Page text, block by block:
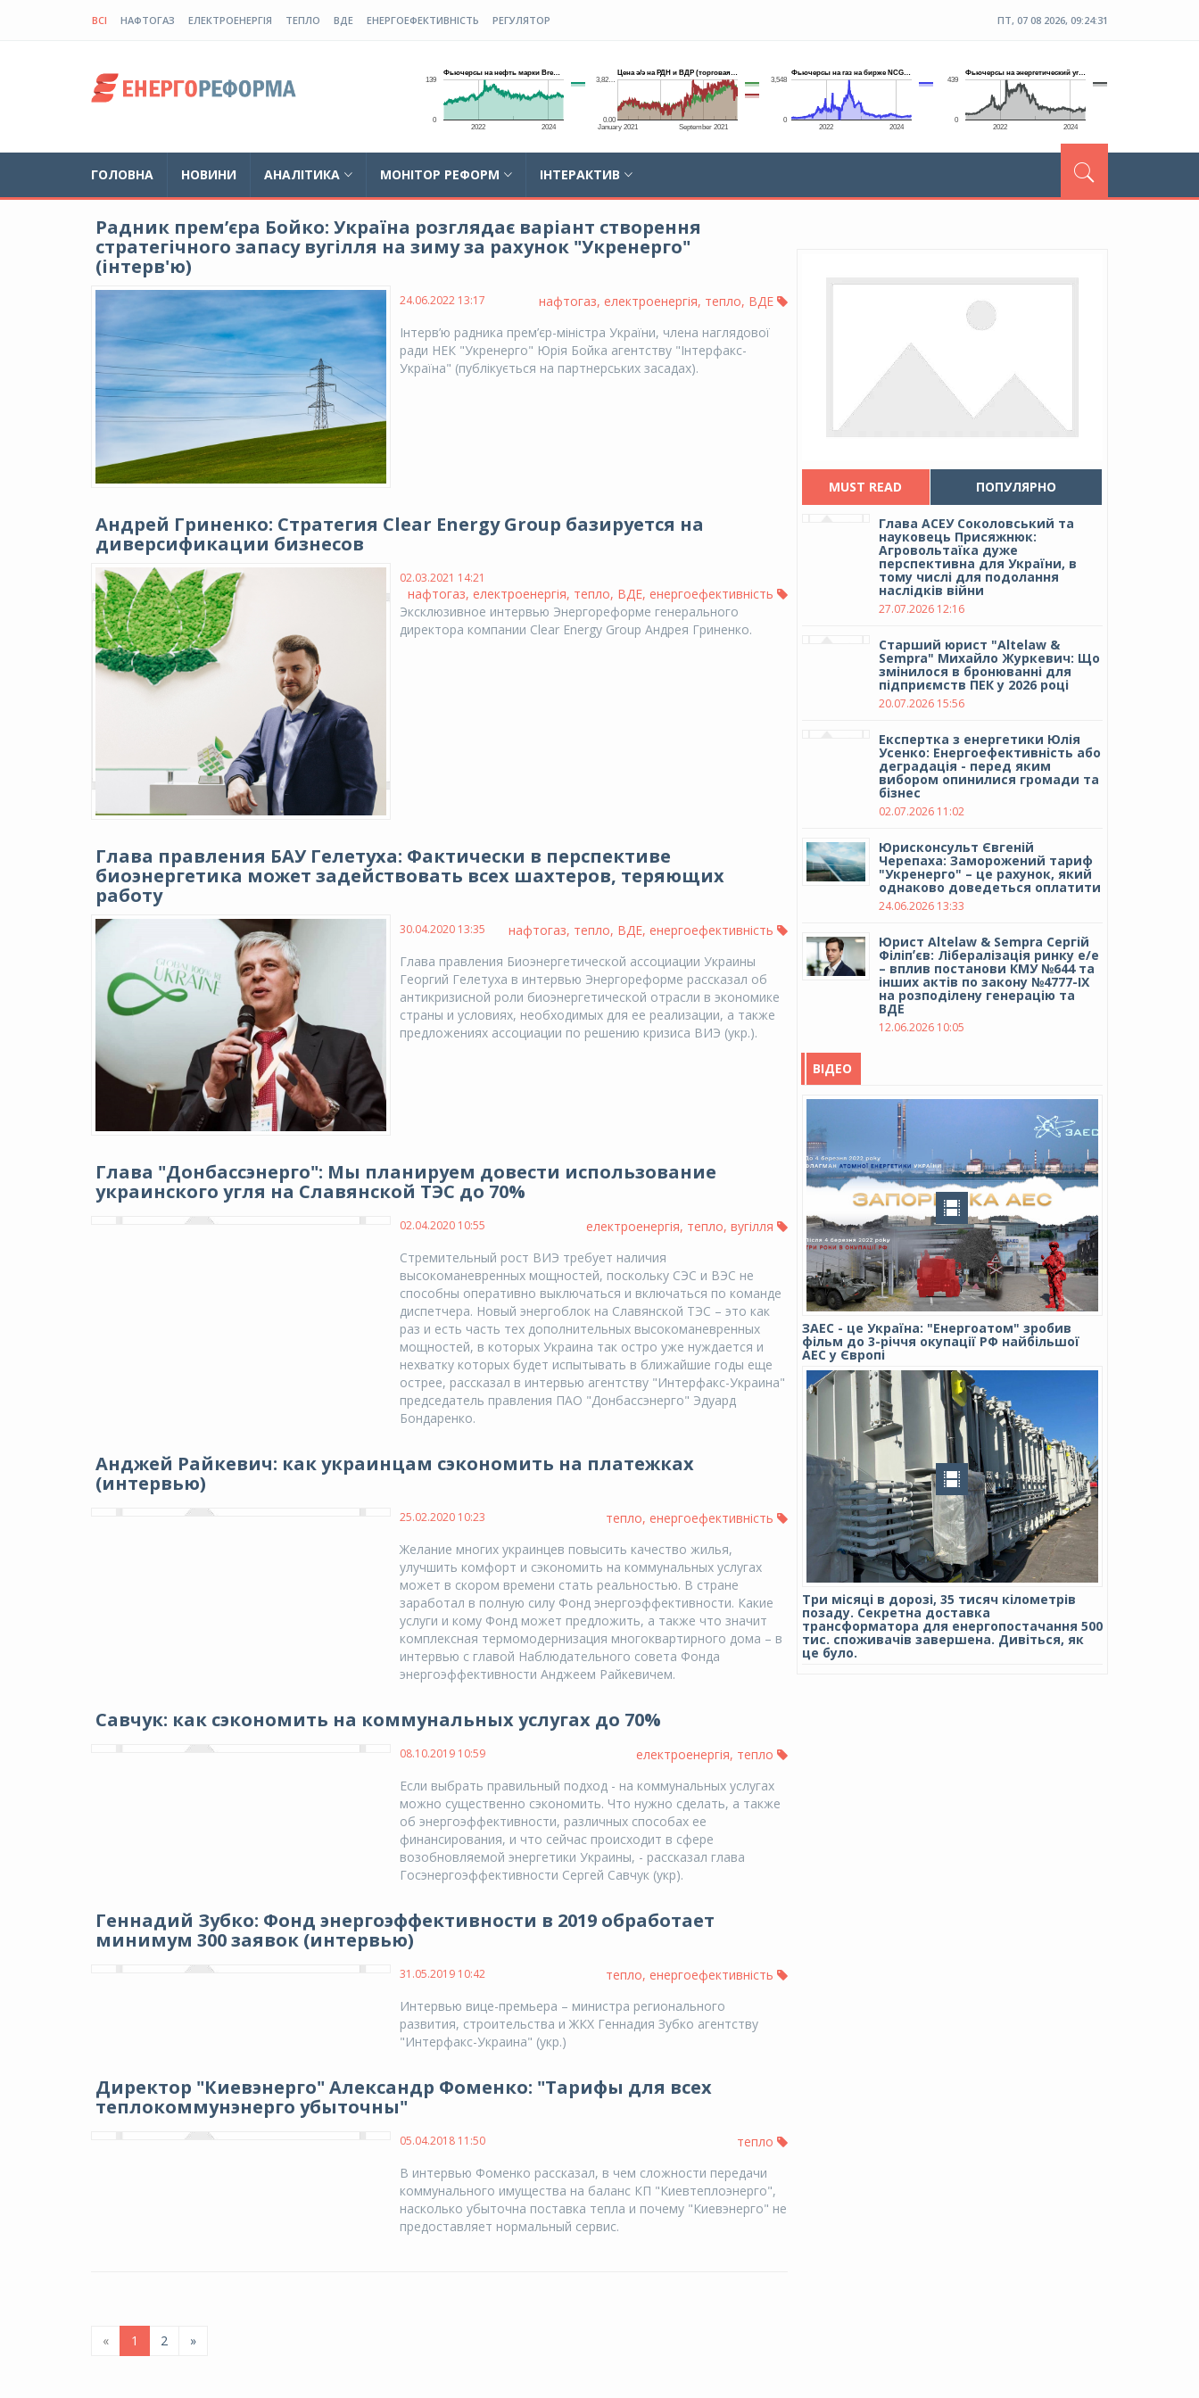
ВСІ НАФТОГАЗ ЕЛЕКТРОЕНЕРГІЯ ТЕПЛО ВДЕ ЕНЕРГОЕФЕКТИВНІСТЬ РЕГУЛЯТОР ПТ, 07 08 2026, 09:24:32
ГОЛОВНА НОВИНИ АНАЛІТИКА МОНІТОР РЕФОРМ ІНТЕРАКТИВ
Радник прем’єра Бойко: Україна розглядає варіант створення
стратегічного запасу вугілля на зиму за рахунок "Укренерго"
(інтерв'ю)
24.06.2022 13:17 нафтогаз, електроенергія, тепло, ВДЕ
Інтерв’ю радника прем’єр-міністра України, члена наглядової
ради НЕК "Укренерго" Юрія Бойка агентству "Інтерфакс-
Україна" (публікується на партнерських засадах).
Андрей Гриненко: Стратегия Clear Energy Group базируется на
диверсификации бизнесов
02.03.2021 14:21
нафтогаз, електроенергія, тепло, ВДЕ, енергоефективність
Эксклюзивное интервью Энергореформе генерального
директора компании Clear Energy Group Андрея Гриненко.
Глава правления БАУ Гелетуха: Фактически в перспективе
биоэнергетика может задействовать всех шахтеров, теряющих
работу
30.04.2020 13:35 нафтогаз, тепло, ВДЕ, енергоефективність
Глава правления Биоэнергетической ассоциации Украины
Георгий Гелетуха в интервью Энергореформе рассказал об
антикризисной роли биоэнергетической отрасли в экономике
страны и условиях, необходимых для ее реализации, а также
предложениях ассоциации по решению кризиса ВИЭ (укр.).
Глава "Донбассэнерго": Мы планируем довести использование
украинского угля на Славянской ТЭС до 70%
02.04.2020 10:55 електроенергія, тепло, вугілля
Стремительный рост ВИЭ требует наличия
высокоманевренных мощностей, поскольку СЭС и ВЭС не
способны оперативно выключаться и включаться по команде
диспетчера. Новый энергоблок на Славянской ТЭС – это как
раз и есть часть тех дополнительных высокоманевренных
мощностей, в которых Украина так остро уже нуждается и
нехватку которых будет испытывать в ближайшие годы еще
острее, рассказал в интервью агентству "Интерфакс-Украина"
председатель правления ПАО "Донбассэнерго" Эдуард
Бондаренко.
Анджей Райкевич: как украинцам сэкономить на платежках
(интервью)
25.02.2020 10:23 тепло, енергоефективність
Желание многих украинцев повысить качество жилья,
улучшить комфорт и сэкономить на коммунальных услугах
может в скором времени стать реальностью. В стране
заработал в полную силу Фонд энергоэффективности. Какие
услуги и кому Фонд может предложить, а также что значит
комплексная термомодернизация многоквартирного дома – в
интервью с главой Наблюдательного совета Фонда
энергоэффективности Анджеем Райкевичем.
Савчук: как сэкономить на коммунальных услугах до 70%
08.10.2019 10:59 електроенергія, тепло
Если выбрать правильный подход - на коммунальных услугах
можно существенно сэкономить. Что нужно сделать, а также
об энергоэффективности, различных способах ее
финансирования, и что сейчас происходит в сфере
возобновляемой энергетики Украины, - рассказал глава
Госэнергоэффективности Сергей Савчук (укр).
Геннадий Зубко: Фонд энергоэффективности в 2019 обработает
минимум 300 заявок (интервью)
31.05.2019 10:42 тепло, енергоефективність
Интервью вице-премьера – министра регионального
развития, строительства и ЖКХ Геннадия Зубко агентству
"Интерфакс-Украина" (укр.)
Директор "Киевэнерго" Александр Фоменко: "Тарифы для всех
теплокоммунэнерго убыточны"
05.04.2018 11:50
тепло
В интервью Фоменко рассказал, в чем сложности передачи
коммунального имущества на баланс КП "Киевтеплоэнерго",
насколько убыточна поставка тепла и почему "Киевэнерго" не
предоставляет нормальный сервис.
« 1 2 »
MUST READ ПОПУЛЯРНО
Глава АСЕУ Соколовський та
науковець Присяжнюк:
Агровольтаїка дуже
перспективна для України, в
тому числі для подолання
наслідків війни
27.07.2026 12:16
Cтарший юрист "Altelaw &
Sempra" Михайло Журкевич: Що
змінилося в бронюванні для
підприємств ПЕК у 2026 році
20.07.2026 15:56
Експертка з енергетики Юлія
Усенко: Енергоефективність або
деградація - перед яким
вибором опинилися громади та
бізнес
02.07.2026 11:02
Юрисконсульт Євгеній
Черепаха: Заморожений тариф
"Укренерго" – це рахунок, який
однаково доведеться оплатити
24.06.2026 13:33
Юрист Altelaw & Sempra Сергій
Філіпʼєв: Лібералізація ринку е/е
– вплив постанови КМУ №644 та
інших актів по закону №4777-IX
на розподілену генерацію та
ВДЕ
12.06.2026 10:05
ВІДЕО
ЗАЕС - це Україна: "Енергоатом" зробив
фільм до 3-річчя окупації РФ найбільшої
АЕС у Європі
Три місяці в дорозі, 35 тисяч кілометрів
позаду. Секретна доставка
трансформатора для енергопостачання 500
тис. споживачів завершена. Дивіться, як
це було.